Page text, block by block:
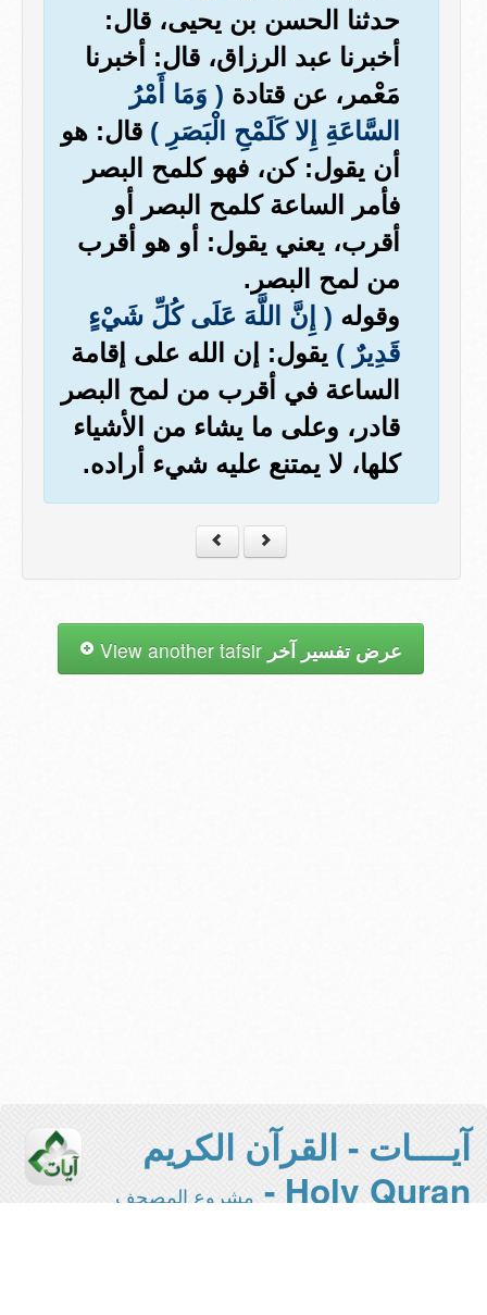
حدثنا الحسن بن يحيى، قال:
أخبرنا عبد الرزاق، قال: أخبرنا
مَعْمر، عن قتادة ( وَمَا أَمْرُ
السَّاعَةِ إِلا كَلَمْحِ الْبَصَرِ ) قال: هو
أن يقول: كن، فهو كلمح البصر
فأمر الساعة كلمح البصر أو
أقرب، يعني يقول: أو هو أقرب
من لمح البصر.
وقوله ( إِنَّ اللَّهَ عَلَى كُلِّ شَيْءٍ
قَدِيرٌ ) يقول: إن الله على إقامة
الساعة في أقرب من لمح البصر
قادر، وعلى ما يشاء من الأشياء
كلها، لا يمتنع عليه شيء أراده.
عرض تفسير آخر
آيــــات - القرآن الكريم
Holy Quran -
مشروع المصحف